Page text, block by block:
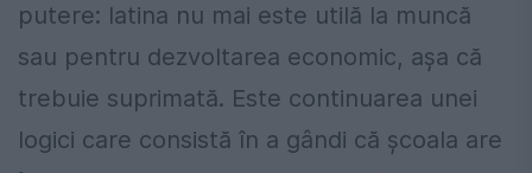
putere: latina nu mai este utilă la muncă
sau pentru dezvoltarea economic, așa că
trebuie suprimată. Este continuarea unei
logici care consistă în a gândi că școala are